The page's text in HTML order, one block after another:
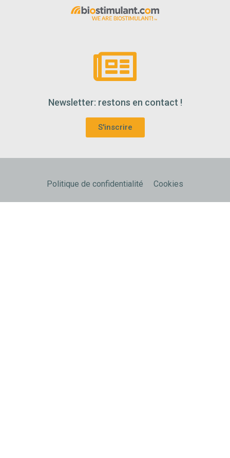
Newsletter: restons en contact !
S'inscrire
Politique de confidentialité Cookies